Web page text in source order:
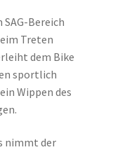
Bereich
Treten
dem Bike
sportlich
Wippen des
nimmt der